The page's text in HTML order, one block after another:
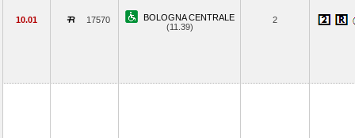
10.01 17570
BOLOGNA CENTRALE
(11.39)
2